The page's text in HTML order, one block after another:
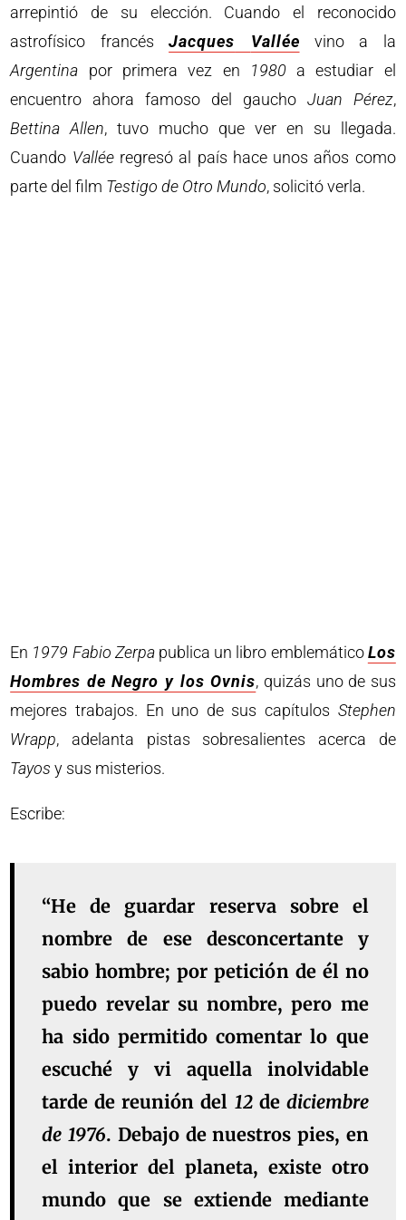
arrepintió de su elección. Cuando el reconocido
astrofísico francésJacques Vallée vino a la
Argentina por primera vez en 1980a estudiar el
encuentro ahora famoso del gaucho Juan Pérez,
Bettina Allen, tuvo mucho que ver en su llegada.
Cuando Valléeregresó al país hace unos años como
parte del film Testigo de Otro Mundo, solicitó verla.
En 1979 Fabio Zerpapublica un libro emblemáticoLos
Hombres de Negro y los Ovnis, quizás uno de sus
mejores trabajos. En uno de sus capítulos Stephen
Wrapp, adelanta pistas sobresalientes acerca de
Tayos y sus misterios.
Escribe:
“He de guardar reserva sobre el
nombre de ese desconcertante y
sabio hombre; por petición de él no
puedo revelar su nombre, pero me
ha sido permitido comentar lo que
escuché y vi aquella inolvidable
tarde de reunión del 12de diciembre
de 1976. Debajo de nuestros pies, en
el interior del planeta, existe otro
mundo que se extiende mediante